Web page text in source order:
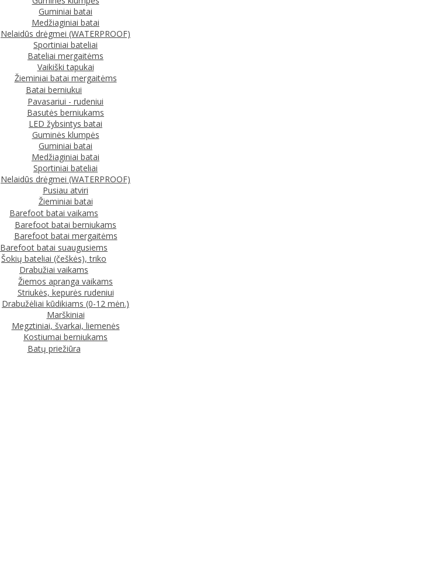
Guminiai batai
Medžiaginiai batai
Nelaidūs drėgmei (WATERPROOF)
Sportiniai bateliai
Bateliai mergaitėms
Vaikiški tapukai
Žieminiai batai mergaitėms
Batai berniukui
Pavasariui - rudeniui
Basutės berniukams
LED žybsintys batai
Guminės klumpės
Guminiai batai
Medžiaginiai batai
Sportiniai bateliai
Nelaidūs drėgmei (WATERPROOF)
Pusiau atviri
Žieminiai batai
Barefoot batai vaikams
Barefoot batai berniukams
Barefoot batai mergaitėms
Barefoot batai suaugusiems
Šokių bateliai (češkės), triko
Drabužiai vaikams
Žiemos apranga vaikams
Striukės, kepurės rudeniui
Drabužėliai kūdikiams (0-12 mėn.)
Marškiniai
Megztiniai, švarkai, liemenės
Kostiumai berniukams
Batų priežiūra